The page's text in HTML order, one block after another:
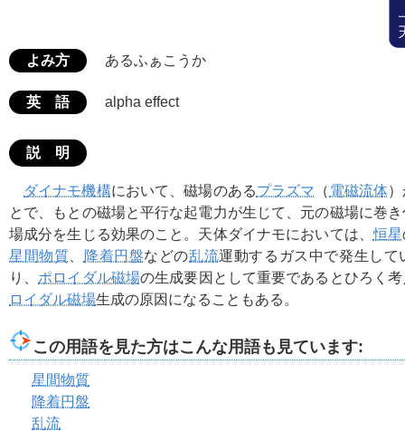
よみ方 あるふぁこうか
英 語 alpha effect
説 明
ダイナモ機構において、磁場のあるプラズマ （ 電磁流体
とで、もとの磁場と平行な起電力が生じて、元の磁場に巻
場成分を生じる効果のこと。天体ダイナモにおいては、恒星
星間物質
降着円盤などの乱流運動するガス中で発生して
り、 ポロイダル磁場の生成要因として重要であるとひろく
ロイダル磁場生成の原因になることもある。
この用語を見た方はこんな用語も見ています:
星間物質
降着円盤
乱流